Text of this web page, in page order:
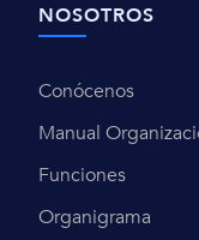
NOSOTROS
Conócenos
Manual
Funciones
Organigrama